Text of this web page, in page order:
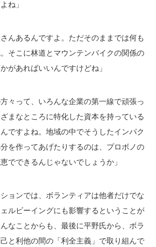
ね」
さんあるんですよ。ただそのままでは何も
そこに林道とマウンテンバイクの関係の
があればいいんですけどね」
方々って、いろんな企業の第一線で頑張っ
まなところに特化した資本を持っている
ですよね。地域の中でそうしたインパク
を作ってあげたりするのは、プロボノの
でできるんじゃないでしょうか」
ョンでは、ボランティアは他者だけでな
ルビーイングにも影響するということが
なことからも、最後に平野氏から、ボラ
と利他の間の「利全主義」で取り組んで